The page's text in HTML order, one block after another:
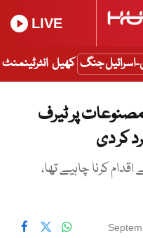
LIVE
اسرائیل جنگ کھیل انٹرٹینمنٹ
پر ٹیرف
کر دی
کرنا چاہیے تھا،